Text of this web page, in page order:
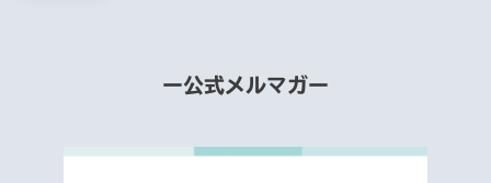
ー公式メルマガー